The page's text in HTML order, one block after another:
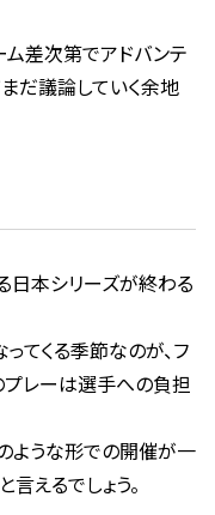
差次第でアドバンテ
だ議論していく余地
日本シリーズが終わる
てくる季節なのが、フ
プレーは選手への負担
ような形での開催が一
えるでしょう。